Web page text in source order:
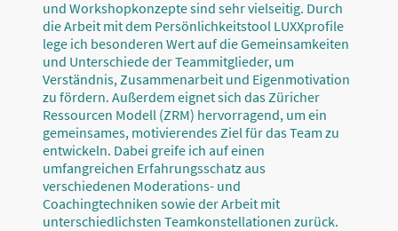
und Workshopkonzepte sind sehr vielseitig. Durch
die Arbeit mit dem Persönlichkeitstool LUXXprofile
lege ich besonderen Wert auf die Gemeinsamkeiten
und Unterschiede der Teammitglieder, um
Verständnis, Zusammenarbeit und Eigenmotivation
zu fördern. Außerdem eignet sich das Züricher
Ressourcen Modell (ZRM) hervorragend, um ein
gemeinsames, motivierendes Ziel für das Team zu
entwickeln. Dabei greife ich auf einen
umfangreichen Erfahrungsschatz aus
verschiedenen Moderations- und
Coachingtechniken sowie der Arbeit mit
unterschiedlichsten Teamkonstellationen zurück.